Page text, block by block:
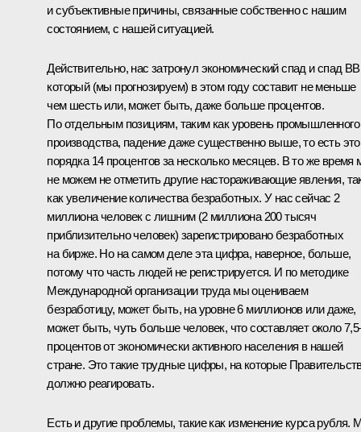
и субъективные причины, связанные собственно с нашим
состоянием, с нашей ситуацией.
Действительно, нас затронул экономический спад и спад
который (мы прогнозируем) в этом году составит не меньше
чем шесть или, может быть, даже больше процентов.
По отдельным позициям, таким как уровень промышленного
производства, падение даже существенно выше, то есть это
порядка 14 процентов за несколько месяцев. В то же время
не можем не отметить другие настораживающие явления,
как увеличение количества безработных. У нас сейчас 2
миллиона человек с лишним (2 миллиона 200 тысяч
приблизительно человек) зарегистрировано безработных
на бирже. Но на самом деле эта цифра, наверное, больше,
потому что часть людей не регистрируется. И по методике
Международной организации труда мы оцениваем
безработицу, может быть, на уровне 6 миллионов или даже,
может быть, чуть больше человек, что составляет около
процентов от экономически активного населения в нашей
стране. Это такие трудные цифры, на которые
должно реагировать.
Есть и другие проблемы, такие как изменение курса рубля.